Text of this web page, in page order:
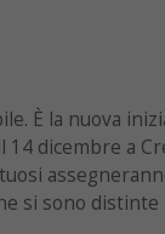
È la nuova
14 dicembre a
si sono